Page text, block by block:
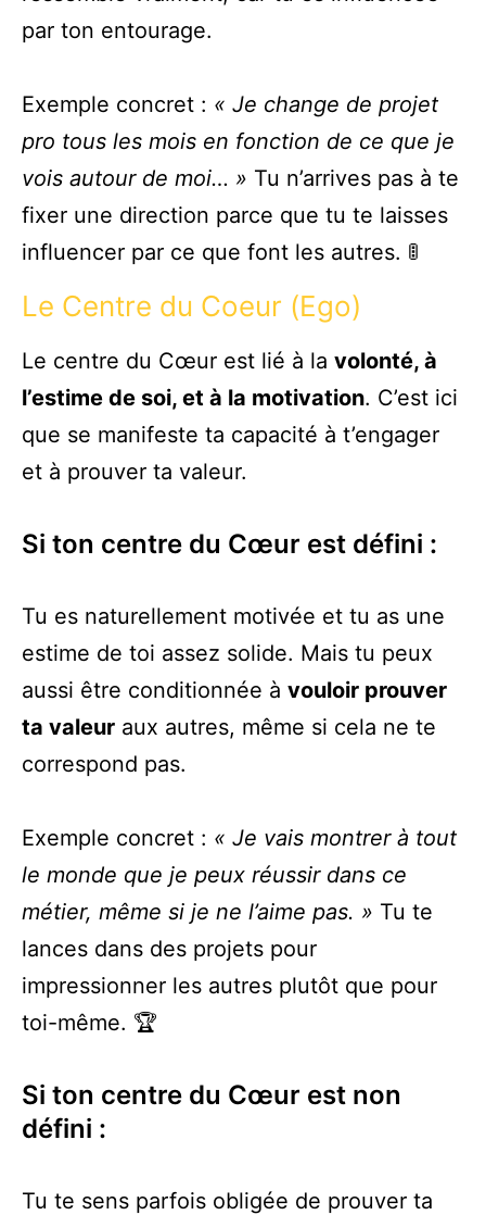
par ton entourage.
Exemple concret : « Je change de projet
pro tous les mois en fonction de ce que je
vois autour de moi… » Tu n’arrives pas à te
fixer une direction parce que tu te laisses
influencer par ce que font les autres. 🚦
Le Centre du Coeur (Ego)
Le centre du Cœur est lié à la volonté, à
l’estime de soi, et à la motivation. C’est ici
que se manifeste ta capacité à t’engager
et à prouver ta valeur.
Si ton centre du Cœur est défini :
Tu es naturellement motivée et tu as une
estime de toi assez solide. Mais tu peux
aussi être conditionnée à vouloir prouver
ta valeur aux autres, même si cela ne te
correspond pas.
Exemple concret : « Je vais montrer à tout
le monde que je peux réussir dans ce
métier, même si je ne l’aime pas. » Tu te
lances dans des projets pour
impressionner les autres plutôt que pour
toi-même. 🏆
Si ton centre du Cœur est non
défini :
Tu te sens parfois obligée de prouver ta